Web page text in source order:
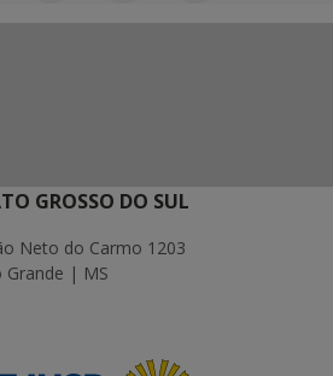
GROSSO DO SUL
Neto do Carmo 1203
Grande | MS